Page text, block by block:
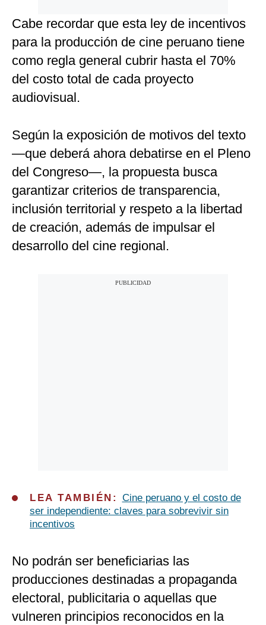
Cabe recordar que esta ley de incentivos
para la producción de cine peruano tiene
como regla general cubrir hasta el 70%
del costo total de cada proyecto
audiovisual.
Según la exposición de motivos del texto
—que deberá ahora debatirse en el Pleno
del Congreso—, la propuesta busca
garantizar criterios de transparencia,
inclusión territorial y respeto a la libertad
de creación, además de impulsar el
desarrollo del cine regional.
LEA TAMBIÉN: Cine peruano y el costo de
ser independiente: claves para sobrevivir sin
incentivos
No podrán ser beneficiarias las
producciones destinadas a propaganda
electoral, publicitaria o aquellas que
vulneren principios reconocidos en la